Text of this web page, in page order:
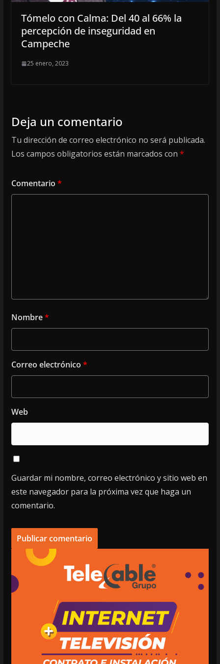
Tómelo con Calma: Del 40 al 66% la
percepción de inseguridad en
Campeche
25 enero, 2023
Deja un comentario
Tu dirección de correo electrónico no será publicada.
Los campos obligatorios están marcados con *
Comentario *
Nombre*
Correo electrónico *
Web
Guardar mi nombre, correo electrónico y sitio web en
este navegador para la próxima vez que haga un
comentario.